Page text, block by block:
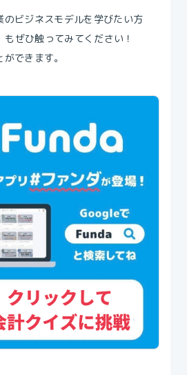
ビジネスモデルを学びたい方
もぜひ触ってみてください！
できます。